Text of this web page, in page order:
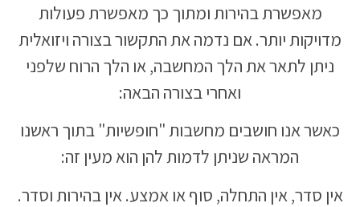
מאפשרת בהירות ומתוך כך מאפשרת פעולות
מדויקות יותר. אם נדמה את התקשור בצורה ויזואלית
ניתן לתאר את הלך המחשבה, או הלך הרוח שלפני
ואחרי בצורה הבאה:
כאשר אנו חושבים מחשבות "חופשיות" בתוך ראשנו
המראה שניתן לדמות להן הוא מעין זה:
אין סדר, אין התחלה, סוף או אמצע. אין בהירות וסדר.